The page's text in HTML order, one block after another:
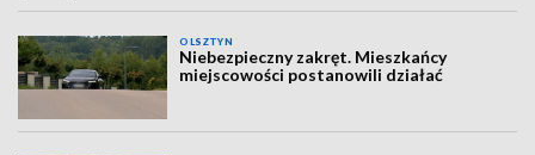
OLSZTYN
Niebezpieczny zakręt. Mieszkańcy
miejscowości postanowili działać